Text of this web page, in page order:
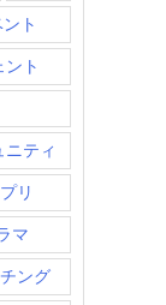
ト
ント
ニティ
リ
マ
ング